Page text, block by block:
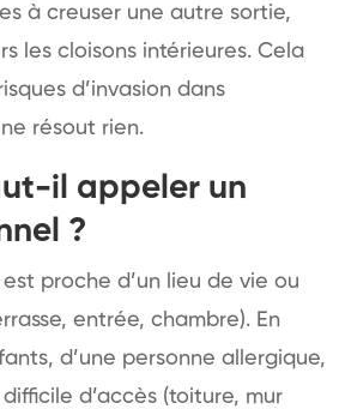
à creuser une autre sortie,
les cloisons intérieures. Cela
d’invasion dans
résout rien.
il appeler un
?
proche d’un lieu de vie ou
entrée, chambre). En
d’une personne allergique,
d’accès (toiture, mur